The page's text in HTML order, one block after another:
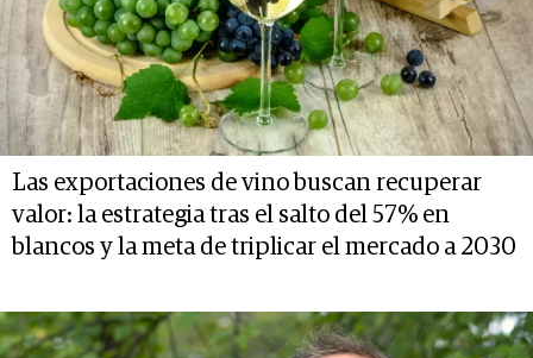
Las exportaciones de vino buscan recuperar
valor: la estrategia tras el salto del 57% en
blancos y la meta de triplicar el mercado a 2030